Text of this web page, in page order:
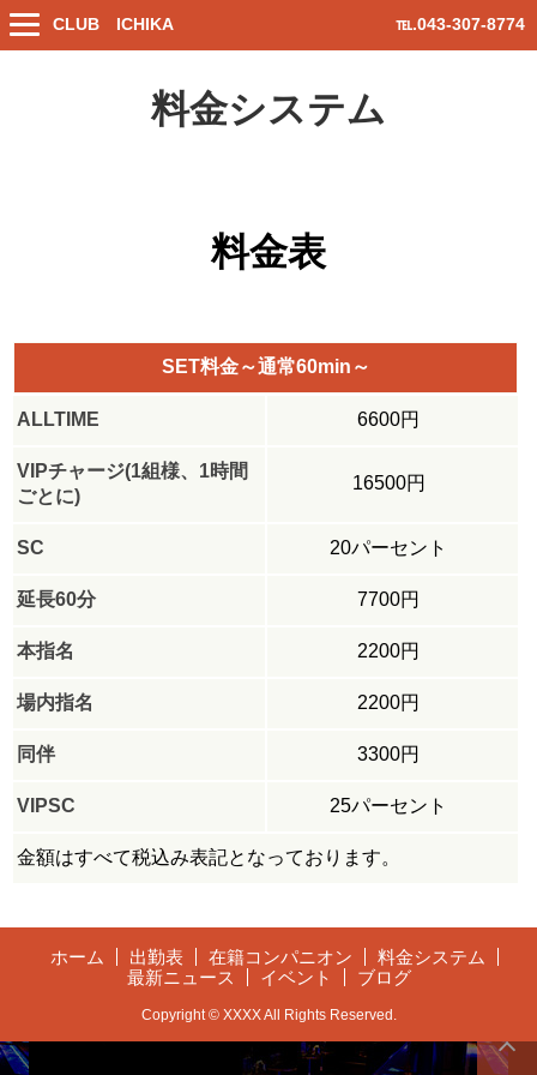
CLUB ICHIKA ℡.043-307-8774
料金システム
料金表
SET料金～通常60min～
ALLTIME 6600円
VIPチャージ(1組様、1時間
ごとに)
16500円
SC 20パーセント
延長60分 7700円
本指名 2200円
場内指名 2200円
同伴 3300円
VIPSC 25パーセント
金額はすべて税込み表記となっております。
ホーム 出勤表 在籍コンパニオン
料金システム
最新ニュース
イベント ブログ
Copyright © XXXX All Rights Reserved.